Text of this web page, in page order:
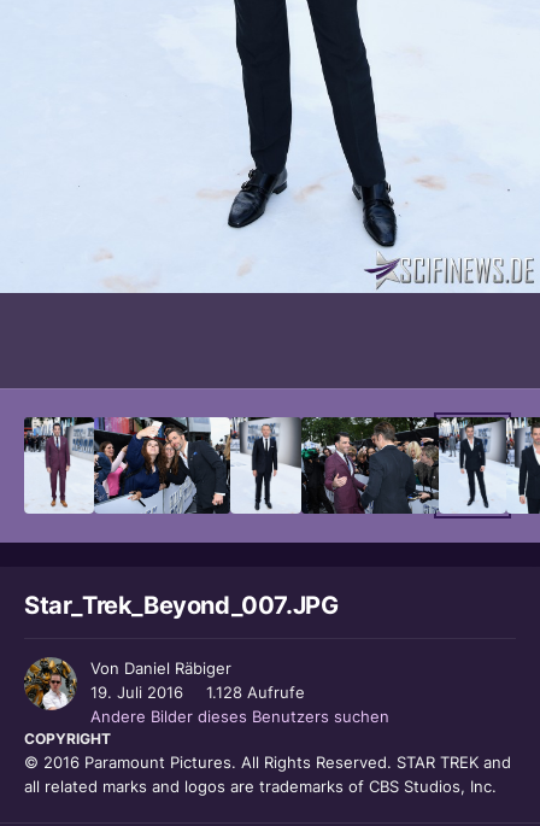
Star_Trek_Beyond_007.JPG
Von Daniel Räbiger
19. Juli 2016
1.128 Aufrufe
Andere Bilder dieses Benutzers suchen
COPYRIGHT
© 2016 Paramount Pictures. All Rights Reserved. STAR TREK and
all related marks and logos are trademarks of CBS Studios, Inc.